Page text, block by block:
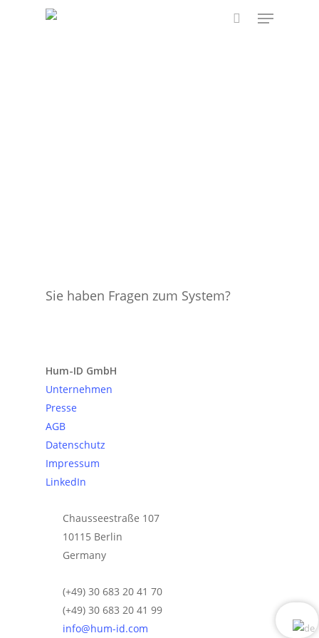
Menu
Sie haben Fragen zum System?
Hum-ID GmbH
Unternehmen
Presse
AGB
Datenschutz
Impressum
LinkedIn
Chausseestraße 107
10115 Berlin
Germany
(+49) 30 683 20 41 70
(+49) 30 683 20 41 99
info@hum-id.com